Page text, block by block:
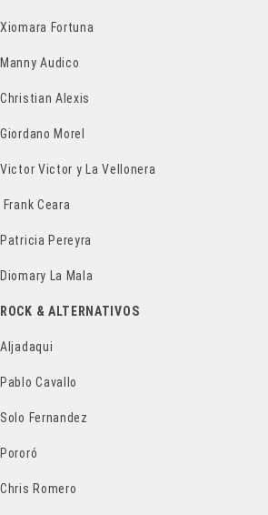
Xiomara Fortuna
Manny Audico
Christian Alexis
Giordano Morel
Victor Victor y La Vellonera
Frank Ceara
Patricia Pereyra
Diomary La Mala
ROCK & ALTERNATIVOS
Aljadaqui
Pablo Cavallo
Solo Fernandez
Pororó
Chris Romero